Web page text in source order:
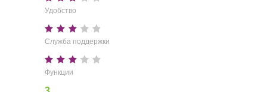
Удобство
Служба поддержки
Функции